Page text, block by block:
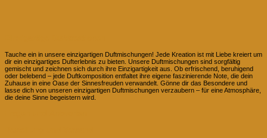
Tauche ein in unsere einzigartigen Duftmischungen! Jede Kreation ist mit Liebe kreiert um
dir ein einzigartiges Dufterlebnis zu bieten. Unsere Duftmischungen sind sorgfältig
gemischt und zeichnen sich durch ihre Einzigartigkeit aus. Ob erfrischend, beruhigend
oder belebend – jede Duftkomposition entfaltet ihre eigene faszinierende Note, die dein
Zuhause in eine Oase der Sinnesfreuden verwandelt. Gönne dir das Besondere und
lasse dich von unseren einzigartigen Duftmischungen verzaubern – für eine Atmosphäre,
die deine Sinne begeistern wird.